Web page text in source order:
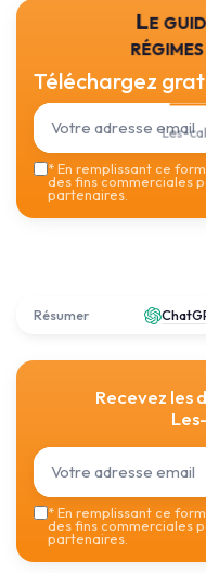
Le
Les-
Téléchargez
*En remplissant ce
des fins commerciales
partenaires.
Résumer
Recevez les
*En remplissant ce
des fins commerciales
partenaires.